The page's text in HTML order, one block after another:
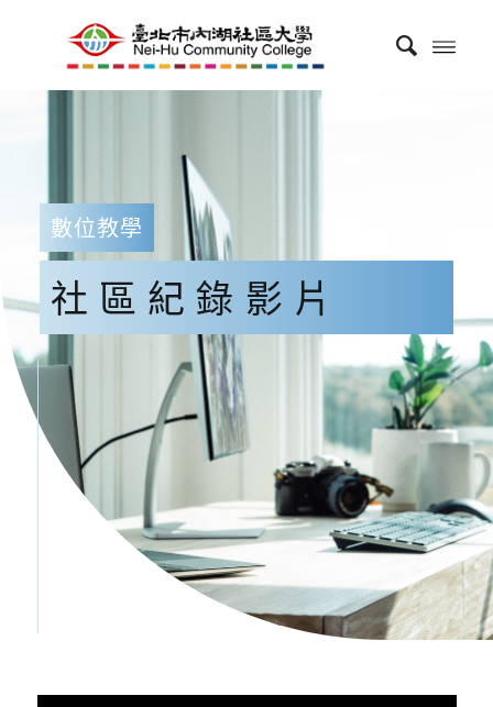
數位教學
社區紀錄影片